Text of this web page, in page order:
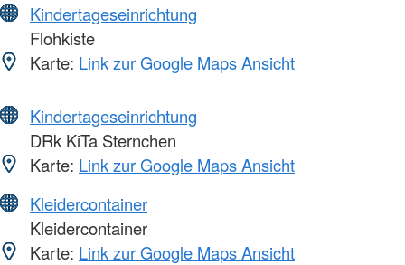
Kindertageseinrichtung
Flohkiste
Karte: Link zur Google Maps Ansicht
Kindertageseinrichtung
DRk KiTa Sternchen
Karte: Link zur Google Maps Ansicht
Kleidercontainer
Kleidercontainer
Karte: Link zur Google Maps Ansicht